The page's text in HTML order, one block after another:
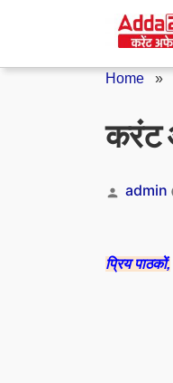
Home »
करंट
Posted
admin
प्रिय पाठकों,